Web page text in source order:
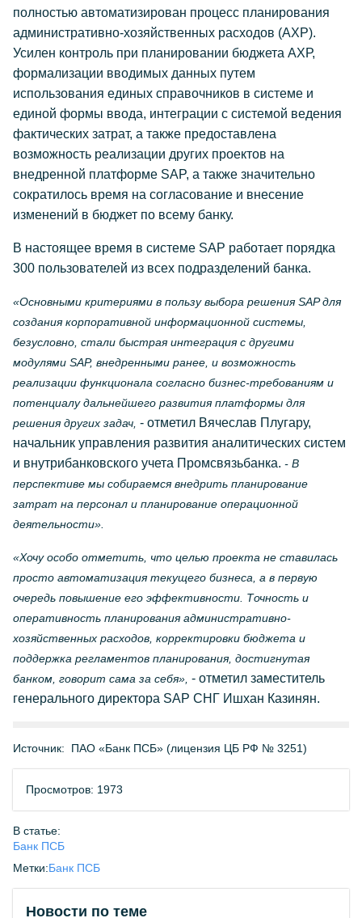
полностью автоматизирован процесс планирования
административно-хозяйственных расходов (АХР).
Усилен контроль при планировании бюджета АХР,
формализации вводимых данных путем
использования единых справочников в системе и
единой формы ввода, интеграции с системой ведения
фактических затрат, а также предоставлена
возможность реализации других проектов на
внедренной платформе SAP, а также значительно
сократилось время на согласование и внесение
изменений в бюджет по всему банку.
В настоящее время в системе SAP работает порядка
300 пользователей из всех подразделений банка.
«Основными критериями в пользу выбора решения SAP для
создания корпоративной информационной системы,
безусловно, стали быстрая интеграция с другими
модулями SAP, внедренными ранее, и возможность
реализации функционала согласно бизнес-требованиям и
потенциалу дальнейшего развития платформы для
решения других задач, - отметил Вячеслав Плугару,
начальник управления развития аналитических систем
и внутрибанковского учета Промсвязьбанка. - В
перспективе мы собираемся внедрить планирование
затрат на персонал и планирование операционной
деятельности».
«Хочу особо отметить, что целью проекта не ставилась
просто автоматизация текущего бизнеса, а в первую
очередь повышение его эффективности. Точность и
оперативность планирования административно-
хозяйственных расходов, корректировки бюджета и
поддержка регламентов планирования, достигнутая
банком, говорит сама за себя», - отметил заместитель
генерального директора SAP СНГ Ишхан Казинян.
Источник: ПАО «Банк ПСБ» (лицензия ЦБ РФ № 3251)
Просмотров: 1973
В статье:
Банк ПСБ
Метки:Банк ПСБ
Новости по теме